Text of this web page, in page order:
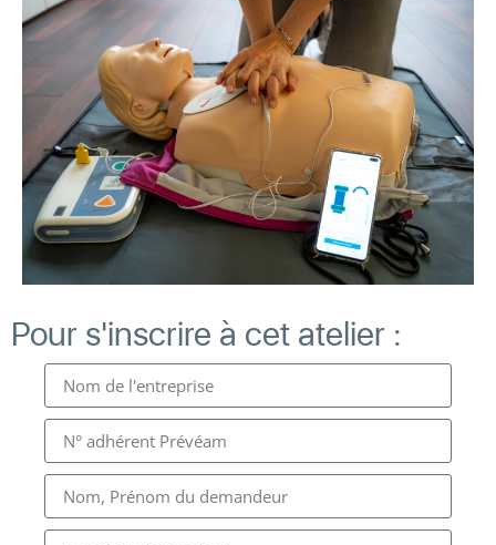
Pour s'inscrire à cet atelier :